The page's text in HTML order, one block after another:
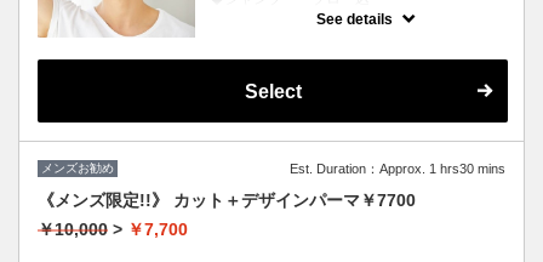
★ブリーチを除くカラー付き
See details
Select
メンズお勧め Est. Duration：Approx. 1 hrs30 mins
《メンズ限定!!》 カット＋デザインパーマ￥7700
￥10,000 > ￥7,700